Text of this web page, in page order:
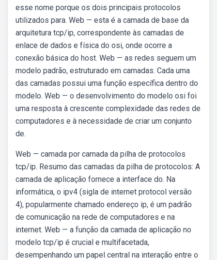
esse nome porque os dois principais protocolos
utilizados para. Web — esta é a camada de base da
arquitetura tcp/ip, correspondente às camadas de
enlace de dados e física do osi, onde ocorre a
conexão básica do host. Web — as redes seguem um
modelo padrão, estruturado em camadas. Cada uma
das camadas possui uma função específica dentro do
modelo. Web — o desenvolvimento do modelo osi foi
uma resposta à crescente complexidade das redes de
computadores e à necessidade de criar um conjunto
de.
Web — camada por camada da pilha de protocolos
tcp/ip. Resumo das camadas da pilha de protocolos: A
camada de aplicação fornece a interface do. Na
informática, o ipv4 (sigla de internet protocol versão
4), popularmente chamado endereço ip, é um padrão
de comunicação na rede de computadores e na
internet. Web — a função da camada de aplicação no
modelo tcp/ip é crucial e multifacetada,
desempenhando um papel central na interação entre o